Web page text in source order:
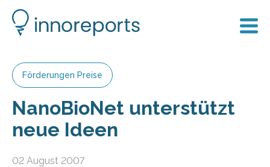
Förderungen Preise
NanoBioNet unterstützt
neue Ideen
02 August 2007